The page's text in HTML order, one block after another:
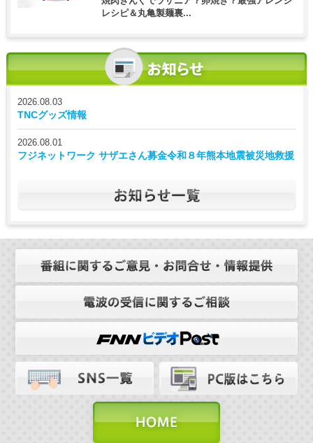
レシピ＆丸亀製麺裏...
2026.08.03
TNCグッズ情報
2026.08.01
フジネットワーク サザエさん募金令和８年熊本地震被災地救援